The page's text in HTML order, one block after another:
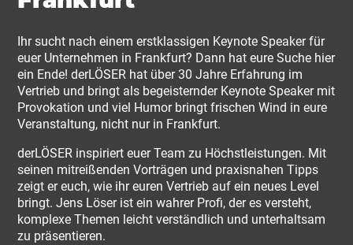
Ihr sucht nach einem erstklassigen Keynote Speaker für
euer Unternehmen in Frankfurt? Dann hat eure Suche hier
ein Ende! derLÖSER hat über 30 Jahre Erfahrung im
Vertrieb und bringt als begeisternder Keynote Speaker mit
Provokation und viel Humor bringt frischen Wind in eure
Veranstaltung, nicht nur in Frankfurt.
derLÖSER inspiriert euer Team zu Höchstleistungen. Mit
seinen mitreißenden Vorträgen und praxisnahen Tipps
zeigt er euch, wie ihr euren Vertrieb auf ein neues Level
bringt. Jens Löser ist ein wahrer Profi, der es versteht,
komplexe Themen leicht verständlich und unterhaltsam
zu präsentieren.